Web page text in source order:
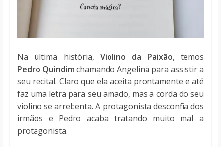
Na última história, Violino da Paixão, temos
Pedro Quindim chamando Angelina para assistir a
seu recital. Claro que ela aceita prontamente e até
faz uma letra para seu amado, mas a corda do seu
violino se arrebenta. A protagonista desconfia dos
irmãos e Pedro acaba tratando muito mal a
protagonista.